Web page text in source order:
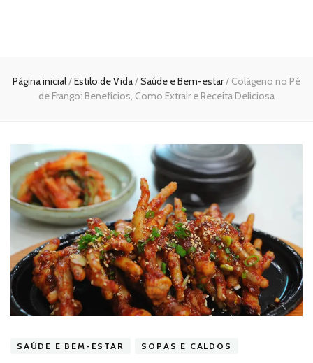
Página inicial/Estilo de Vida/Saúde e Bem-estar/ Colágeno no Pé
de Frango: Benefícios, Como Extrair e Receita Deliciosa
SAÚDE E BEM-ESTAR SOPAS E CALDOS